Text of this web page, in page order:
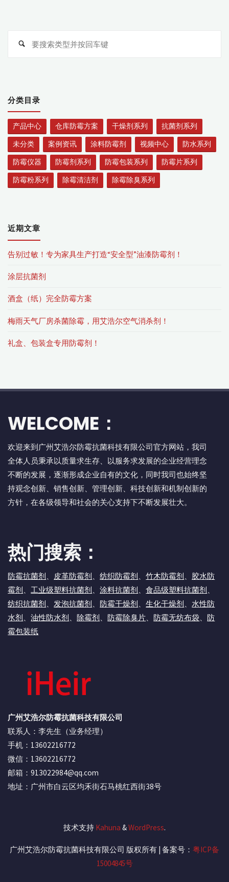
搜
分类目录
产品中心 仓库防霉方案 干燥剂系列
抗菌剂系列
未分类
案例资讯 涂料防霉剂 视频中心
防水系列
防霉仪器
防霉剂系列 防霉包装系列
防霉片系列
防霉粉系列
除霉清洁剂 除霉除臭系列
近期文章
告别过敏！专为家具生产打造“安全型”油漆防霉剂！
涂层抗菌剂
酒盒（纸）完全防霉方案
梅雨天气厂房杀菌除霉，用艾浩尔空气消杀剂！
礼盒、包装盒专用防霉剂！
WELCOME：
欢迎来到广州艾浩尔防霉抗菌科技有限公司官方网站，我司
全体人员秉承以质量求生存、以服务求发展的企业经营理念
不断的发展，逐渐形成企业自有的文化，同时我司也始终坚
持观念创新、销售创新、管理创新、科技创新和机制创新的
方针，在各级领导和社会的关心支持下不断发展壮大。
热门搜索：
防霉抗菌剂 、 皮革防霉剂 、纺织防霉剂 、竹木防霉剂 、 胶水防
霉剂 、工业级塑料抗菌剂 、涂料抗菌剂 、食品级塑料抗菌剂 、
纺织抗菌剂 、发泡抗菌剂 、 防霉干燥剂 、生化干燥剂 、水性防
水剂 、油性防水剂 、 除霉剂 、 防霉除臭片、 防霉无纺布袋、 防
霉包装纸
广州艾浩尔防霉抗菌科技有限公司
联系人：李先生（业务经理）
手机：13602216772
微信：13602216772
邮箱：913022984@qq.com
地址：广州市白云区均禾街石马桃红西街38号
技术支持 Kahuna &WordPress.
广州艾浩尔防霉抗菌科技有限公司 版权所有 | 备案号： 粤ICP备
15004845号